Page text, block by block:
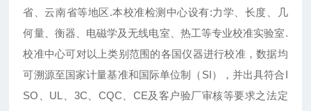
省、云南省等地区.本校准检测中心设有:力学、长度、几
何量、衡器、电磁学及无线电室、热工等专业校准实验室.
校准中心可对以上类别范围的各国仪器进行校准，数据均
可溯源至国家计量基准和国际单位制（SI），并出具符合I
SO、UL、3C、CQC、CE及客户验厂审核等要求之法定